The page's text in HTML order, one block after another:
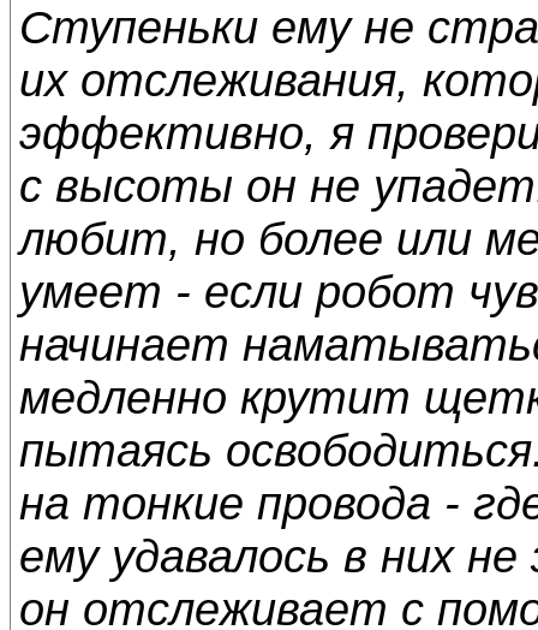
Ступеньки ему не
их отслеживания,
эффективно, я
с высоты он не
любит, но более или
умеет - если робот
начинает
медленно крутит
пытаясь
на тонкие провода -
ему удавалось в них
он отслеживает с